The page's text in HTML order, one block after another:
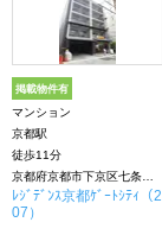
掲載物件有
マンション
京都駅
徒歩11分
ﾚｼﾞﾃﾞﾝｽ京都ｹﾞｰﾄｼﾃｨ（2
07）